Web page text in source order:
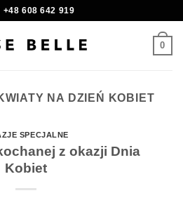
+48 608 642 919
0
NA DZIEŃ KOBIET
SPECJALNE
z okazji Dnia
Kobiet